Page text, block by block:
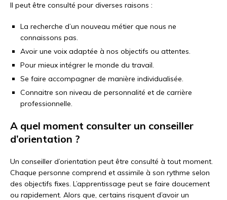
Il peut être consulté pour diverses raisons :
La recherche d’un nouveau métier que nous ne
connaissons pas.
Avoir une voix adaptée à nos objectifs ou attentes.
Pour mieux intégrer le monde du travail.
Se faire accompagner de manière individualisée.
Connaitre son niveau de personnalité et de carrière
professionnelle.
A quel moment consulter un conseiller
d’orientation ?
Un conseiller d’orientation peut être consulté à tout moment.
Chaque personne comprend et assimile à son rythme selon
des objectifs fixes. L’apprentissage peut se faire doucement
ou rapidement. Alors que, certains risquent d’avoir un